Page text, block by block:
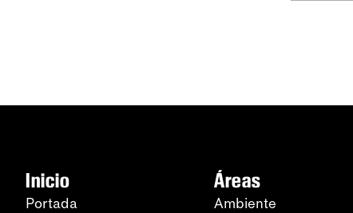
Inicio
Portada
Áreas
Ambiente